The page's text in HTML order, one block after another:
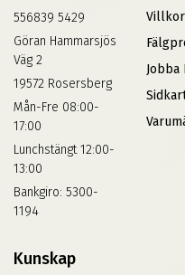
556839 5429
Göran Hammarsjös
Väg 2
19572 Rosersberg
Mån-Fre 08:00-
17:00
Lunchstängt 12:00-
13:00
Bankgiro: 5300-
1194
Villkor
Jobba
Kunskap